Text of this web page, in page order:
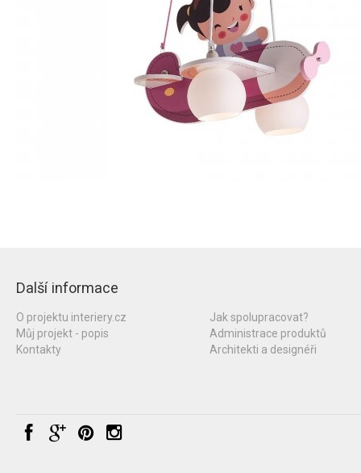
Další informace
O projektu interiery.cz
Můj projekt - popis
Kontakty
Jak spolupracovat?
Administrace produktů
Architekti a designéři